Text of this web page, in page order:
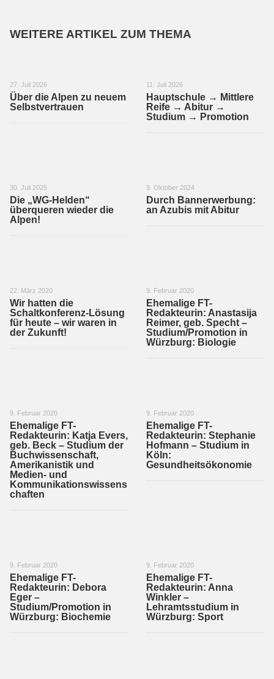
WEITERE ARTIKEL ZUM THEMA
27. Juli 2026
Über die Alpen zu neuem
Selbstvertrauen
11. Juli 2026
Hauptschule → Mittlere
Reife → Abitur →
Studium → Promotion
30. Juli 2025
Die „WG-Helden“
überqueren wieder die
Alpen!
9. Oktober 2024
Durch Bannerwerbung:
an Azubis mit Abitur
22. März 2020
Wir hatten die
Schaltkonferenz-Lösung
für heute – wir waren in
der Zukunft!
9. Februar 2020
Ehemalige FT-
Redakteurin: Anastasija
Reimer, geb. Specht –
Studium/Promotion in
Würzburg: Biologie
9. Februar 2020
Ehemalige FT-
Redakteurin: Katja Evers,
geb. Beck – Studium der
Buchwissenschaft,
Amerikanistik und
Medien- und
Kommunikationswissens
chaften
9. Februar 2020
Ehemalige FT-
Redakteurin: Stephanie
Hofmann – Studium in
Köln:
Gesundheitsökonomie
9. Februar 2020
Ehemalige FT-
Redakteurin: Debora
Eger –
Studium/Promotion in
Würzburg: Biochemie
9. Februar 2020
Ehemalige FT-
Redakteurin: Anna
Winkler –
Lehramtsstudium in
Würzburg: Sport